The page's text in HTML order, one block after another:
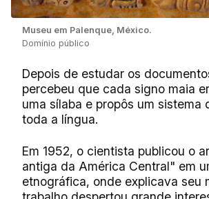
Museu em Palenque, México.
Domínio público
Depois de estudar os
percebeu que cada signo maia
uma sílaba e propôs um sistema
toda a língua.
Em 1952, o cientista publicou o
antiga da América Central" em
etnográfica, onde explicava seu